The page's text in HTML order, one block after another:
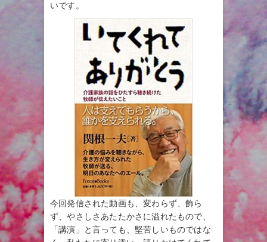
いです。
今回発信された動画も、変わらず、飾ら
ず、やさしさあたたかさに溢れたもので、
「講演」と言っても、堅苦しいものではな